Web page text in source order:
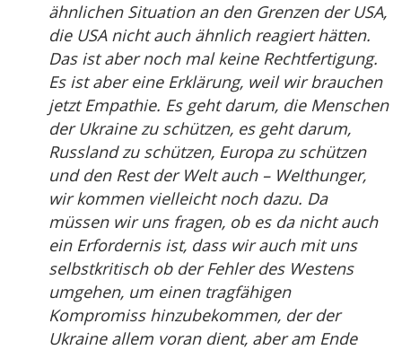
ähnlichen Situation an den Grenzen der USA,
die USA nicht auch ähnlich reagiert hätten.
Das ist aber noch mal keine Rechtfertigung.
Es ist aber eine Erklärung, weil wir brauchen
jetzt Empathie. Es geht darum, die Menschen
der Ukraine zu schützen, es geht darum,
Russland zu schützen, Europa zu schützen
und den Rest der Welt auch – Welthunger,
wir kommen vielleicht noch dazu. Da
müssen wir uns fragen, ob es da nicht auch
ein Erfordernis ist, dass wir auch mit uns
selbstkritisch ob der Fehler des Westens
umgehen, um einen tragfähigen
Kompromiss hinzubekommen, der der
Ukraine allem voran dient, aber am Ende